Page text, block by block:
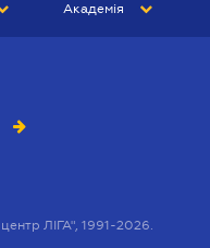
Академія
ЛІГА", 1991-2026.